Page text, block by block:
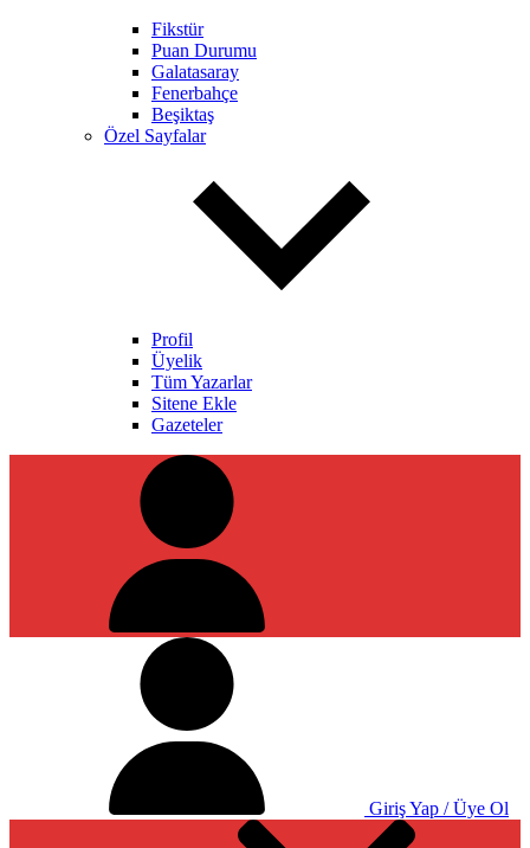
Fikstür
Puan Durumu
Galatasaray
Fenerbahçe
Beşiktaş
Özel Sayfalar
Profil
Üyelik
Tüm Yazarlar
Sitene Ekle
Gazeteler
Giriş Yap / Üye Ol